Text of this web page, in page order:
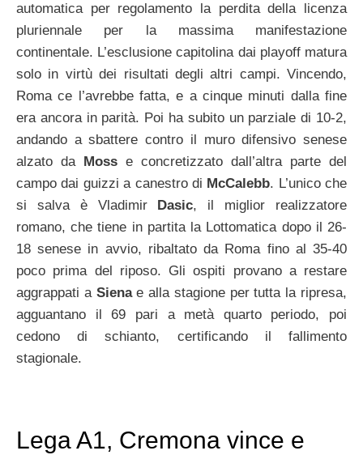
automatica per regolamento la perdita della licenza
pluriennale per la massima manifestazione
continentale. L’esclusione capitolina dai playoff matura
solo in virtù dei risultati degli altri campi. Vincendo,
Roma ce l’avrebbe fatta, e a cinque minuti dalla fine
era ancora in parità. Poi ha subito un parziale di 10-2,
andando a sbattere contro il muro difensivo senese
alzato da
Moss e concretizzato dall’altra parte del
campo dai guizzi a canestro di McCalebb. L’unico che
si salva è Vladimir
Dasic, il miglior realizzatore
romano, che tiene in partita la Lottomatica dopo il 26-
18 senese in avvio, ribaltato da Roma fino al 35-40
poco prima del riposo. Gli ospiti provano a restare
aggrappati a Sienae alla stagione per tutta la ripresa,
agguantano il 69 pari a metà quarto periodo, poi
cedono di schianto, certificando il fallimento
stagionale.
Lega A1, Cremona vince e